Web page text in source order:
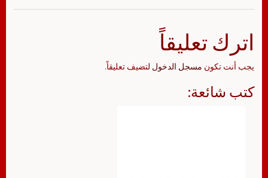
اترك تعليقاً
يجب أنت تكون مسجل الدخول لتضيف تعليقاً.
كتب شائعة: